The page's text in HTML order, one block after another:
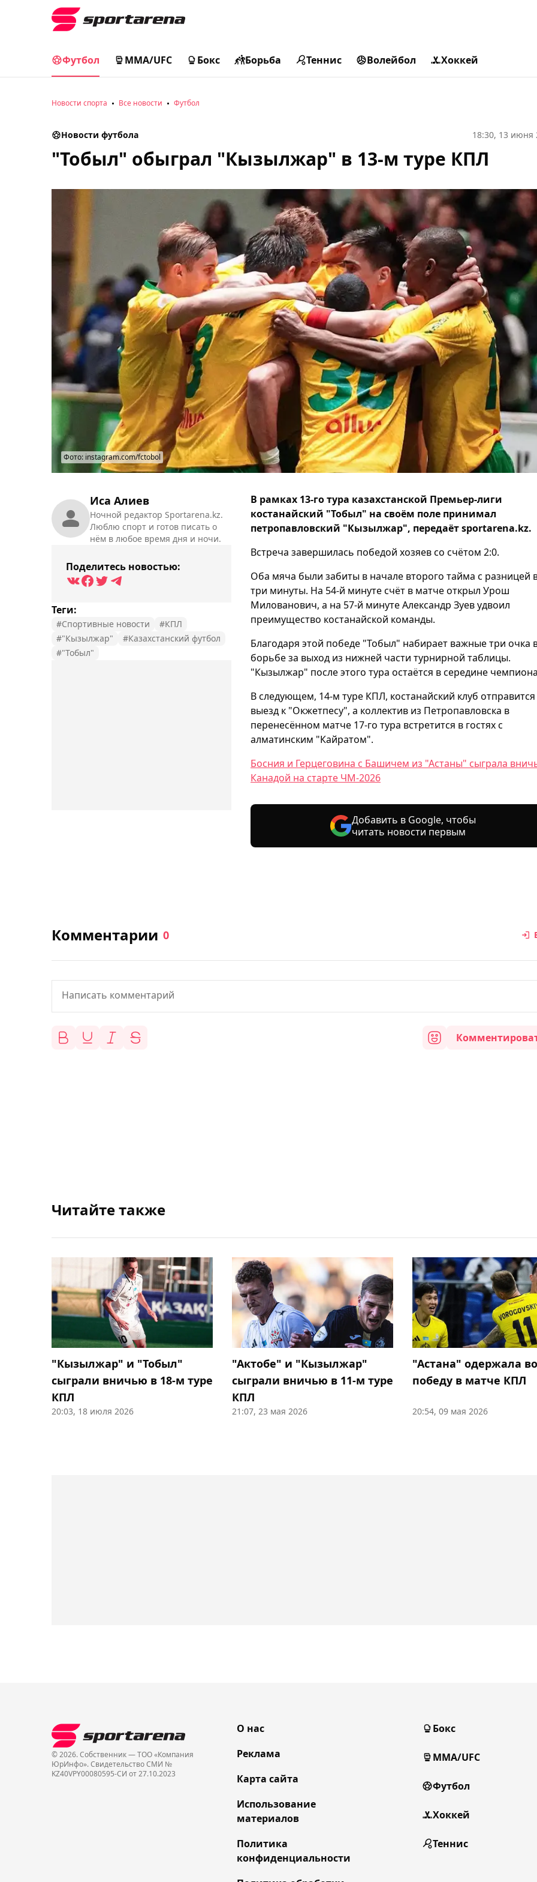
Футбол MMA/UFC Бокс Борьба Теннис Волейбол Хоккей
Новости спорта Все новости Футбол
Новости футбола 18:30, 13 июня
"Тобыл" обыграл "Кызылжар" в 13-м туре КПЛ
Фото: instagram.com/fctobol
Иса Алиев
Ночной редактор Sportarena.kz.
Люблю спорт и готов писать о
нём в любое время дня и ночи.
Поделитесь новостью:
Теги:
#Спортивные новости
#КПЛ
#"Кызылжар"
#Казахстанский футбол
#"Тобыл"
В рамках 13-го тура казахстанской Премьер-лиги
костанайский "Тобыл" на своём поле принимал
петропавловский "Кызылжар", передаёт sportarena.kz.
Встреча завершилась победой хозяев со счётом 2:0.
Оба мяча были забиты в начале второго тайма с разницей
три минуты. На 54-й минуте счёт в матче открыл Урош
Милованович, а на 57-й минуте Александр Зуев удвоил
преимущество костанайской команды.
Благодаря этой победе "Тобыл" набирает важные три очка
борьбе за выход из нижней части турнирной таблицы.
"Кызылжар" после этого тура остаётся в середине
В следующем, 14-м туре КПЛ, костанайский клуб отправится
выезд к "Окжетпесу", а коллектив из Петропавловска в
перенесённом матче 17-го тура встретится в гостях с
алматинским "Кайратом".
Босния и Герцеговина с Башичем из "Астаны" сыграла
Канадой на старте ЧМ-2026
Добавить в Google, чтобы
читать новости первым
Комментарии 0
Читайте также
"Кызылжар" и "Тобыл"
сыграли вничью в 18-м туре
КПЛ
20:03, 18 июля 2026
"Актобе" и "Кызылжар"
сыграли вничью в 11-м туре
КПЛ
21:07, 23 мая 2026
"Астана" одержала
победу в матче КПЛ
20:54, 09 мая 2026
© 2026. Собственник — ТОО «Компания
ЮрИнфо». Cвидетельство СМИ №
KZ40VPY00080595-СИ от 27.10.2023
О нас
Реклама
Карта сайта
Использование
материалов
Политика
конфиденциальности
Бокс
MMA/UFC
Футбол
Хоккей
Теннис